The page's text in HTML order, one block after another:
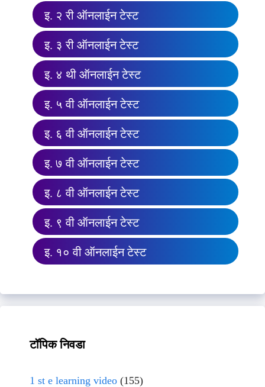
इ. २ री ऑनलाईन टेस्ट
इ. ३ री ऑनलाईन टेस्ट
इ. ४ थी ऑनलाईन टेस्ट
इ. ५ वी ऑनलाईन टेस्ट
इ. ६ वी ऑनलाईन टेस्ट
इ. ७ वी ऑनलाईन टेस्ट
इ. ८ वी ऑनलाईन टेस्ट
इ. ९ वी ऑनलाईन टेस्ट
इ. १० वी ऑनलाईन टेस्ट
टॉपिक निवडा
1 st e learning video (155)